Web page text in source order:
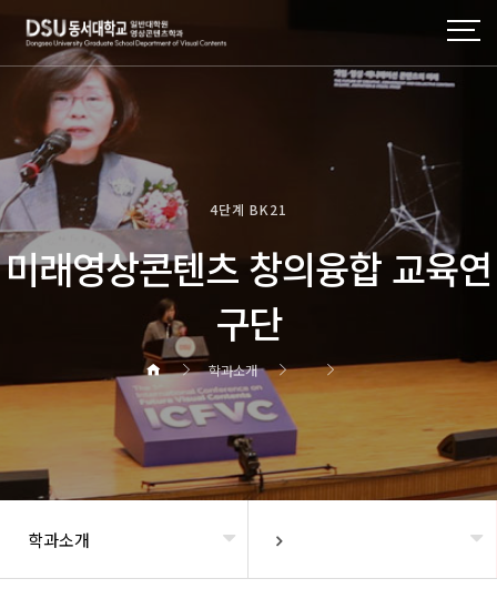
4단계 BK21
미래영상콘텐츠 창의융합 교육연
구단
학과소개
학과소개